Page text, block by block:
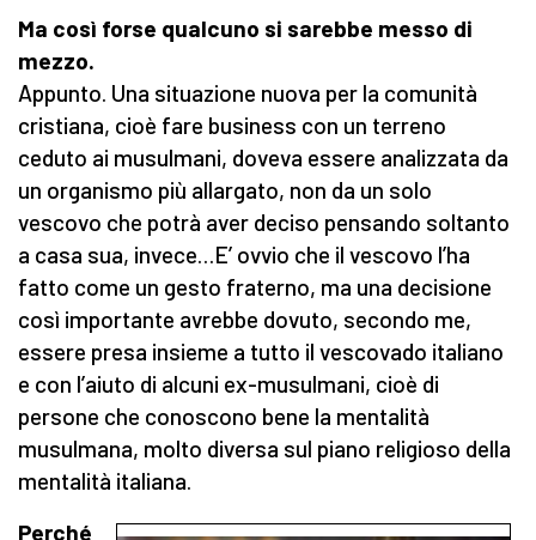
Ma così forse qualcuno si sarebbe messo di
mezzo.
Appunto. Una situazione nuova per la comunità
cristiana, cioè fare business con un terreno
ceduto ai musulmani, doveva essere analizzata da
un organismo più allargato, non da un solo
vescovo che potrà aver deciso pensando soltanto
a casa sua, invece…E’ ovvio che il vescovo l’ha
fatto come un gesto fraterno, ma una decisione
così importante avrebbe dovuto, secondo me,
essere presa insieme a tutto il vescovado italiano
e con l’aiuto di alcuni ex-musulmani, cioè di
persone che conoscono bene la mentalità
musulmana, molto diversa sul piano religioso della
mentalità italiana.
Perché